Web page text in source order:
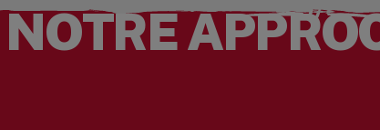
Regardez la vidéo
NOTRE